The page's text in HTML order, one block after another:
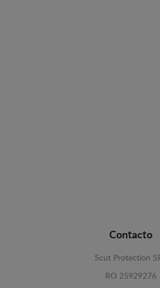
Contacto
Scut Protection
RO 25929276